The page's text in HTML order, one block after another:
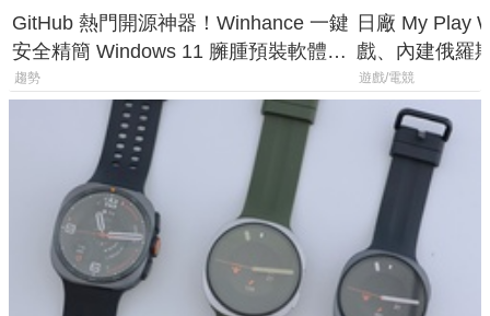
GitHub 熱門開源神器！Winhance 一鍵
安全精簡 Windows 11 臃腫預裝軟體與
後台追蹤
趨勢
日廠 My Play
戲、內建俄羅
過竟然不能連
遊戲/電競